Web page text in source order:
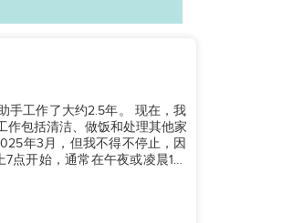
手工作了大约2.5年。 现在，我
作包括清洁、做饭和处理其他家
年3月，但我不得不停止，因
点开始，通常在午夜或凌晨1点